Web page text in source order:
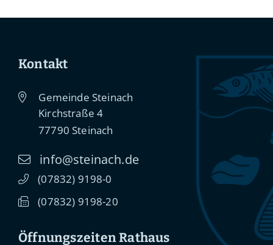
Kontakt
Gemeinde Steinach
Kirchstraße 4
77790 Steinach
info@steinach.de
(07832) 91 98-0
(07832) 91 98-20
Öffnungszeiten Rathaus